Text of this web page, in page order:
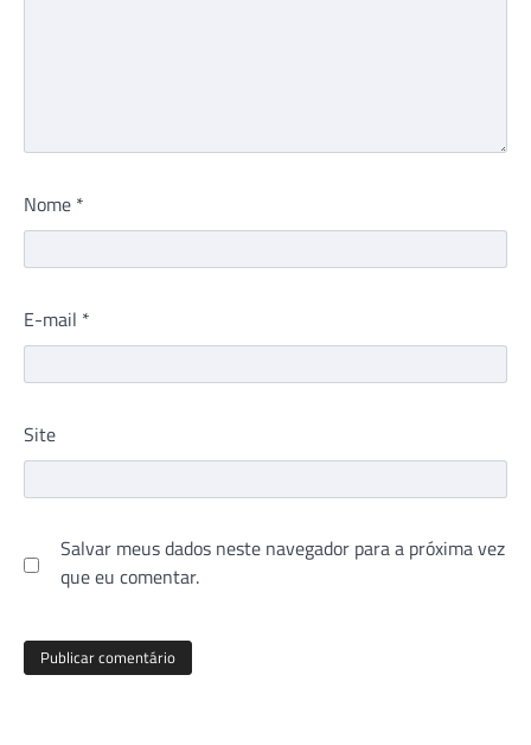
Nome *
E-mail *
Site
Salvar meus dados neste navegador para a próxima vez
que eu comentar.